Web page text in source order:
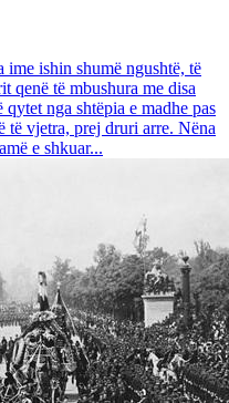
ishin shumë ngushtë, të
qenë të mbushura me disa
nga shtëpia e madhe pas
të vjetra, prej druri arre. Nëna
e shkuar...